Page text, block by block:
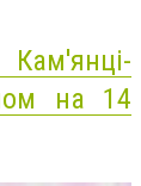
на 14